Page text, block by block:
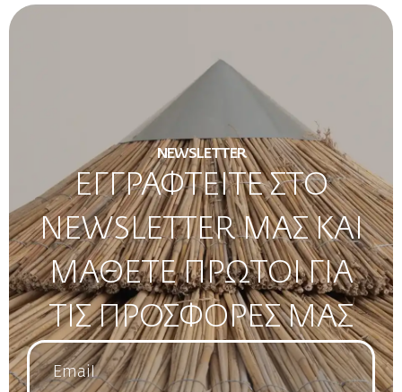
NEWSLETTER
ΕΓΓΡΑΦΤΕΙΤΕ ΣΤΟ
NEWSLETTER ΜΑΣ ΚΑΙ
ΜΑΘΕΤΕ ΠΡΩΤΟΙ ΓΙΑ
ΤΙΣ ΠΡΟΣΦΟΡΕΣ ΜΑΣ
Email
*